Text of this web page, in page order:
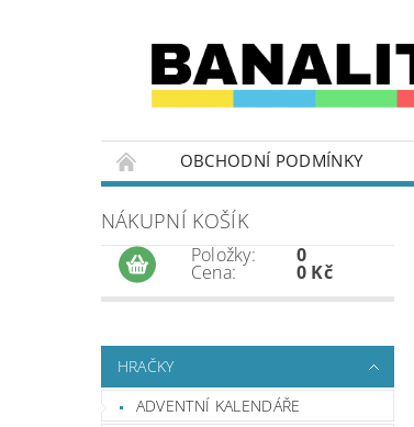
OBCHODNÍ PODMÍNKY
NÁKUPNÍ KOŠÍK
Položky:
Cena:
0
0 Kč
HRAČKY
ADVENTNÍ KALENDÁŘE